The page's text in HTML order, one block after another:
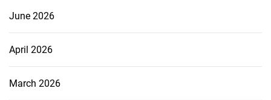
June 2026
April 2026
March 2026